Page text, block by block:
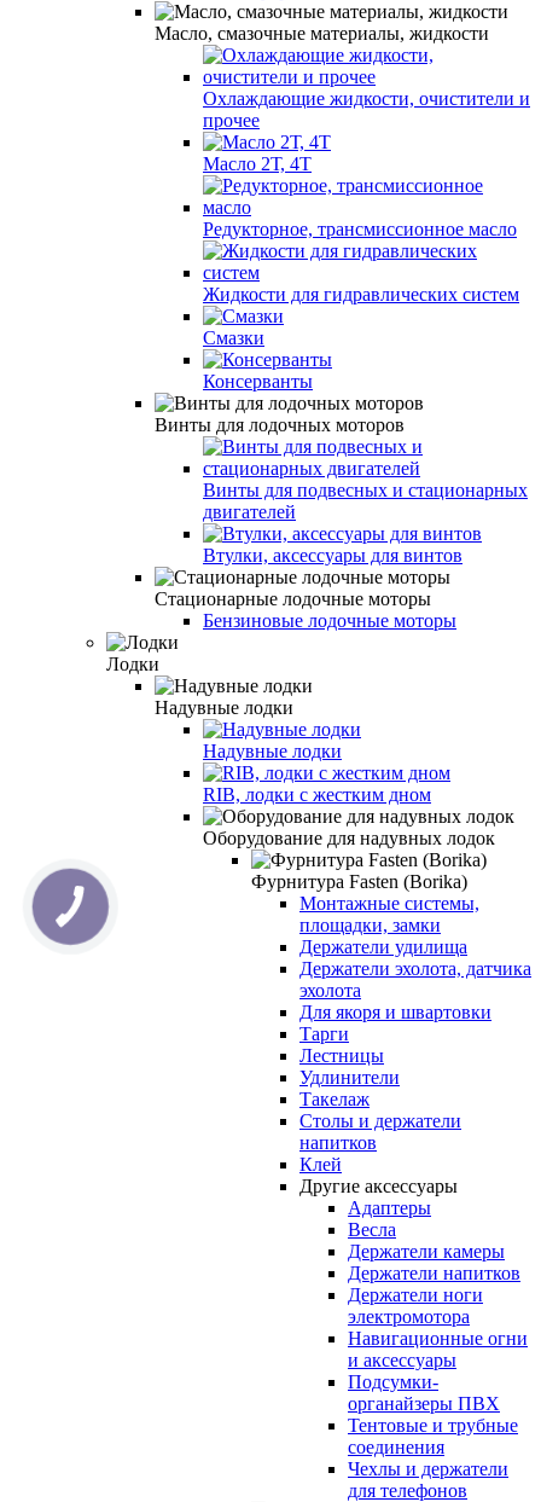
Масло, смазочные материалы, жидкости
Охлаждающие жидкости, очистители и
прочее
Масло 2Т, 4Т
Редукторное, трансмиссионное масло
Жидкости для гидравлических систем
Смазки
Консерванты
Винты для лодочных моторов
Винты для подвесных и стационарных
двигателей
Втулки, аксессуары для винтов
Стационарные лодочные моторы
Бензиновые лодочные моторы
Лодки
Надувные лодки
Надувные лодки
RIB, лодки с жестким дном
Оборудование для надувных лодок
Фурнитура Fasten (Borika)
Монтажные системы,
площадки, замки
Держатели удилища
Держатели эхолота, датчика
эхолота
Для якоря и швартовки
Тарги
Лестницы
Удлинители
Такелаж
Столы и держатели
напитков
Клей
Другие аксессуары
Адаптеры
Весла
Держатели камеры
Держатели напитков
Держатели ноги
электромотора
Навигационные огни
и аксессуары
Подсумки-
органайзеры ПВХ
Тентовые и трубные
соединения
Чехлы и держатели
для телефонов